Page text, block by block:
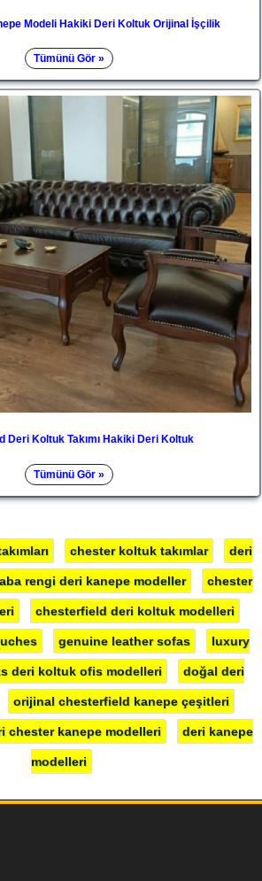
Modeli Hakiki Deri Koltuk Orijinal İşçilik
Tümünü Gör »
Deri Koltuk Takımı Hakiki Deri Koltuk
Tümünü Gör »
chester koltuk takımlar deri
rengi deri kanepe modeller chester
chesterfield deri koltuk modelleri
genuine leather sofas luxury
deri koltuk ofis modelleri doğal deri
orijinal chesterfield kanepe çeşitleri
chester kanepe modelleri deri kanepe
modelleri